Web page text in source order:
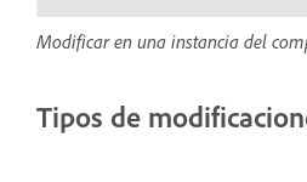
Modificar en una instancia del
Tipos de